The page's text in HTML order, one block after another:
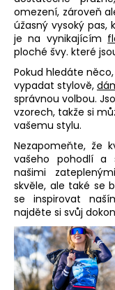
omezení, zároveň
úžasný vysoký pas,
je na vynikajícím
ploché švy. které
Pokud hledáte
vypadat stylově,
správnou volbou.
vzorech, takže si
vašemu stylu.
Nezapomeňte, že
vašeho pohodlí a
našimi
skvěle, ale také se
se inspirovat
najděte si svůj